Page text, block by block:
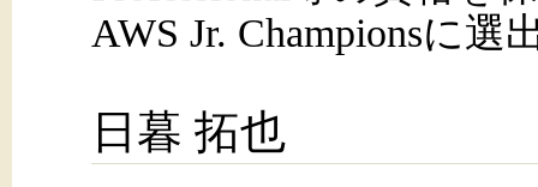
AWS Jr. Championsに選
日暮 拓也